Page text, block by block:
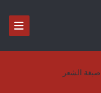
الشعر